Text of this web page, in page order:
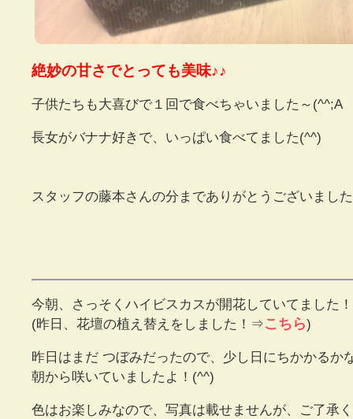
絶妙の甘さでとっても美味♪♪
子供たちも大喜びで１回で食べちゃいました～(^^;A
長女がバナナ好きで、いっぱい食べてました(^^)
スタッフの藤本さんの分までありがとうございまし
今朝、さっそくハイビスカスが開花していてました！
(昨日、花壇の植え替えをしました！⇒こちら)
昨日はまだ つぼみだったので、少し日にちかかるか
朝から咲いていましたよ！(^^)
色はお楽しみなので、写真は載せませんが、ご了承